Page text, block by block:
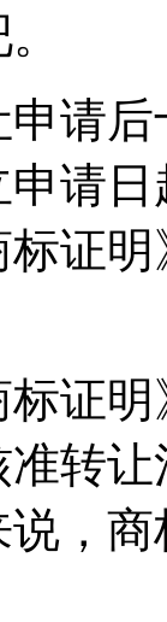
请
请
标证
标证
转
，